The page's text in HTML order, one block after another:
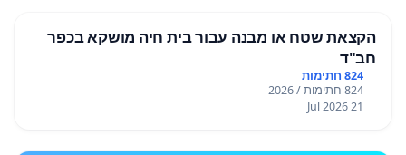
הקצאת שטח או מבנה עבור בית חיה מושקא בכפר
חב"ד
824 חתימות
824 חתימות / 2026
21 Jul 2026